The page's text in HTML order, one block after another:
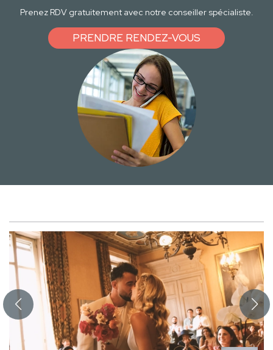
Prenez RDV gratuitement avec notre conseiller spécialiste.
PRENDRE RENDEZ-VOUS